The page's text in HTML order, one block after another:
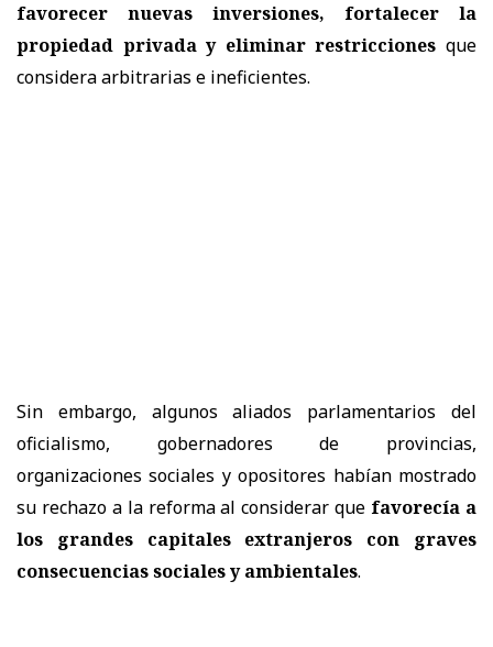
favorecer nuevas inversiones, fortalecer la
propiedad privada y eliminar restricciones que
considera arbitrarias e ineficientes.
Sin embargo, algunos aliados parlamentarios del
oficialismo, gobernadores de provincias,
organizaciones sociales y opositores habían mostrado
su rechazo a la reforma al considerar que favorecía a
los grandes capitales extranjeros con graves
consecuencias sociales y ambientales.